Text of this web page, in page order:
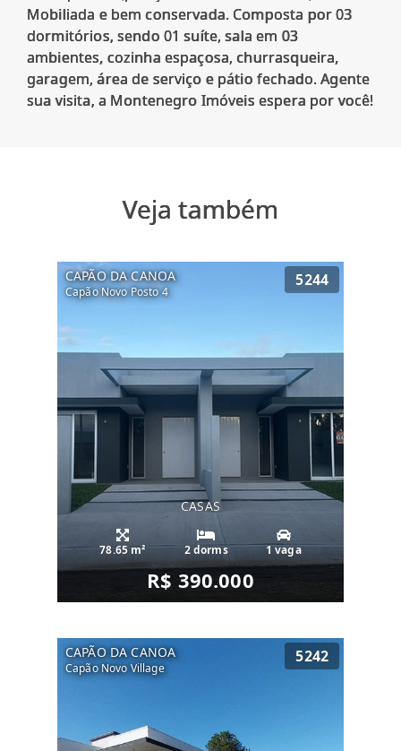
Mobiliada e bem conservada. Composta por 03
dormitórios, sendo 01 suíte, sala em 03
ambientes, cozinha espaçosa, churrasqueira,
garagem, área de serviço e pátio fechado. Agente
Veja também
CAPÃO DA CANOA
Capão Novo Posto 4
5244
CASAS
78.65 m² 2 dorms 1 vaga
R$ 390.000
CAPÃO DA CANOA
Capão Novo Village
5242